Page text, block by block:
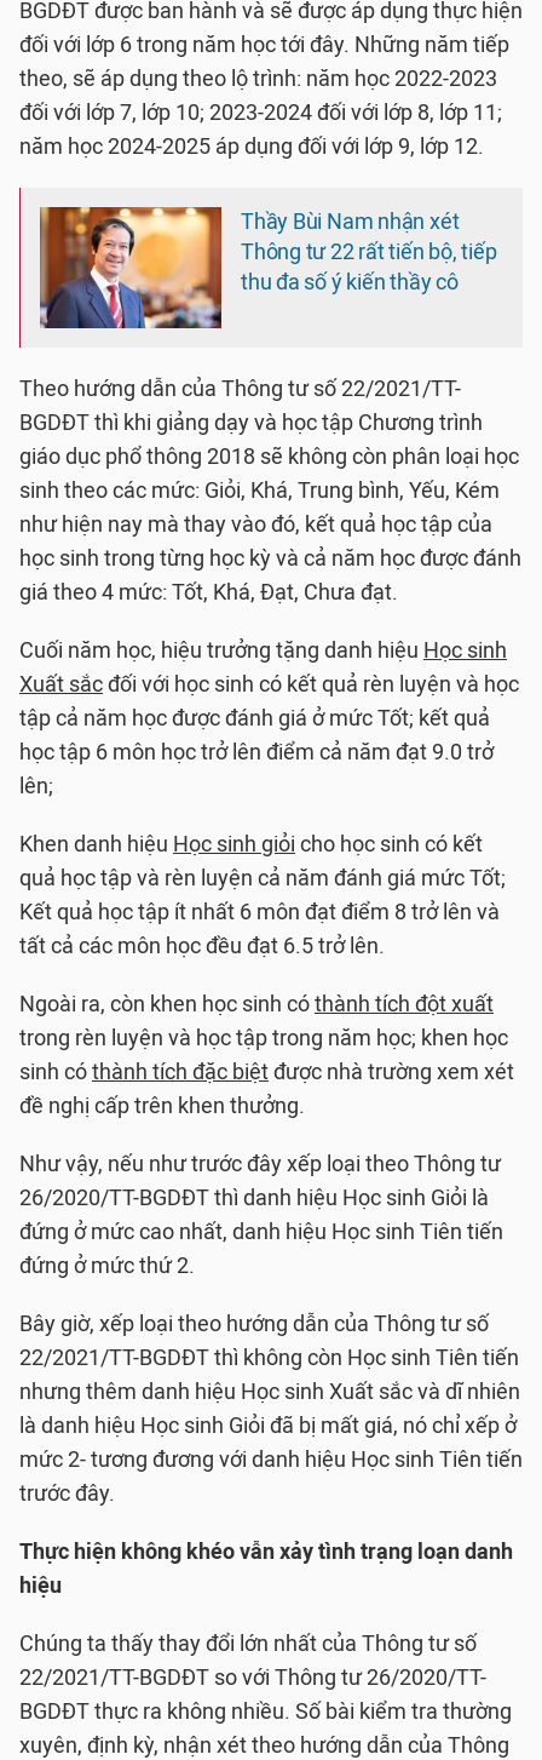
BGDĐT được ban hành và sẽ được áp dụng thực hiện
đối với lớp 6 trong năm học tới đây. Những năm tiếp
theo, sẽ áp dụng theo lộ trình: năm học 2022-2023
đối với lớp 7, lớp 10; 2023-2024 đối với lớp 8, lớp 11;
năm học 2024-2025 áp dụng đối với lớp 9, lớp 12.
Thầy Bùi Nam nhận xét
Thông tư 22 rất tiến bộ, tiếp
thu đa số ý kiến thầy cô
Theo hướng dẫn của Thông tư số 22/2021/TT-
BGDĐT thì khi giảng dạy và học tập Chương trình
giáo dục phổ thông 2018 sẽ không còn phân loại học
sinh theo các mức: Giỏi, Khá, Trung bình, Yếu, Kém
như hiện nay mà thay vào đó, kết quả học tập của
học sinh trong từng học kỳ và cả năm học được đánh
giá theo 4 mức: Tốt, Khá, Đạt, Chưa đạt.
Cuối năm học, hiệu trưởng tặng danh hiệu Học sinh
Xuất sắcđối với học sinh có kết quả rèn luyện và học
tập cả năm học được đánh giá ở mức Tốt; kết quả
học tập 6 môn học trở lên điểm cả năm đạt 9.0 trở
lên;
Khen danh hiệu Học sinh giỏi cho học sinh có kết
quả học tập và rèn luyện cả năm đánh giá mức Tốt;
Kết quả học tập ít nhất 6 môn đạt điểm 8 trở lên và
tất cả các môn học đều đạt 6.5 trở lên.
Ngoài ra, còn khen học sinh cóthành tích đột xuất
trong rèn luyện và học tập trong năm học; khen học
sinh cóthành tích đặc biệtđược nhà trường xem xét
đề nghị cấp trên khen thưởng.
Như vậy, nếu như trước đây xếp loại theo Thông tư
26/2020/TT-BGDĐT thì danh hiệu Học sinh Giỏi là
đứng ở mức cao nhất, danh hiệu Học sinh Tiên tiến
đứng ở mức thứ 2.
Bây giờ, xếp loại theo hướng dẫn của Thông tư số
22/2021/TT-BGDĐT thì không còn Học sinh Tiên tiến
nhưng thêm danh hiệu Học sinh Xuất sắc và dĩ nhiên
là danh hiệu Học sinh Giỏi đã bị mất giá, nó chỉ xếp ở
mức 2- tương đương với danh hiệu Học sinh Tiên tiến
trước đây.
Thực hiện không khéo vẫn xảytình trạng loạn danh
hiệu
Chúng ta thấy thay đổi lớn nhất của Thông tư số
22/2021/TT-BGDĐT so với Thông tư 26/2020/TT-
BGDĐT thực ra không nhiều. Số bài kiểm tra thường
xuyên, định kỳ, nhận xét theo hướng dẫn của Thông